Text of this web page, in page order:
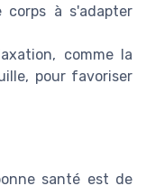
corps à s'adapter
comme la
pour favoriser
santé est de